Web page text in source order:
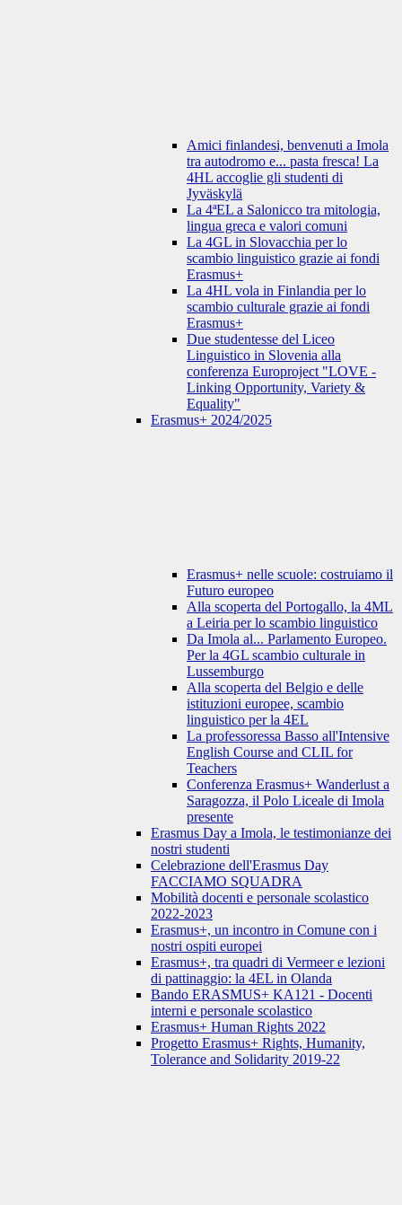
Amici finlandesi, benvenuti a Imola
tra autodromo e... pasta fresca! La
4HL accoglie gli studenti di
Jyväskylä
La 4ªEL a Salonicco tra mitologia,
lingua greca e valori comuni
La 4GL in Slovacchia per lo
scambio linguistico grazie ai fondi
Erasmus+
La 4HL vola in Finlandia per lo
scambio culturale grazie ai fondi
Erasmus+
Due studentesse del Liceo
Linguistico in Slovenia alla
conferenza Europroject "LOVE -
Linking Opportunity, Variety &
Equality"
Erasmus+ 2024/2025
Erasmus+ nelle scuole: costruiamo il
Futuro europeo
Alla scoperta del Portogallo, la 4ML
a Leiria per lo scambio linguistico
Da Imola al... Parlamento Europeo.
Per la 4GL scambio culturale in
Lussemburgo
Alla scoperta del Belgio e delle
istituzioni europee, scambio
linguistico per la 4EL
La professoressa Basso all'Intensive
English Course and CLIL for
Teachers
Conferenza Erasmus+ Wanderlust a
Saragozza, il Polo Liceale di Imola
presente
Erasmus Day a Imola, le testimonianze dei
nostri studenti
Celebrazione dell'Erasmus Day
FACCIAMO SQUADRA
Mobilità docenti e personale scolastico
2022-2023
Erasmus+, un incontro in Comune con i
nostri ospiti europei
Erasmus+, tra quadri di Vermeer e lezioni
di pattinaggio: la 4EL in Olanda
Bando ERASMUS+ KA121 - Docenti
interni e personale scolastico
Erasmus+ Human Rights 2022
Progetto Erasmus+ Rights, Humanity,
Tolerance and Solidarity 2019-22